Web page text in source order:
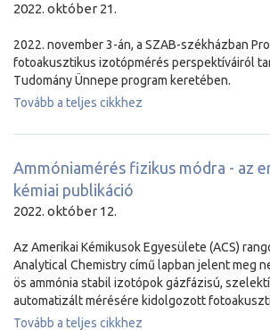
2022. október 21.
2022. november 3-án, a SZAB-székházban
fotoakusztikus izotópmérés perspektíváiról
Tudomány Ünnepe program keretében.
Tovább a teljes cikkhez
Ammóniamérés fizikus módra - az
kémiai publikáció
2022. október 12.
Az Amerikai Kémikusok Egyesülete (ACS)
Analytical Chemistry című lapban jelent meg
ös ammónia stabil izotópok gázfázisú,
automatizált mérésére kidolgozott
Tovább a teljes cikkhez